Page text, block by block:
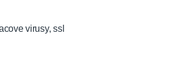
virusy,ssl